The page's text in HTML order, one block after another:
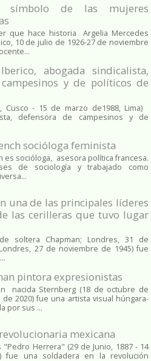
símbolo de las mujeres
que hace historia Argelia Mercedes
10 de julio de 1926-27 de noviembre
abogada sindicalista,
y de políticos de
Cusco - 15 de marzo de1988, Lima)
defensora de campesinos y de
socióloga feminista
es socióloga, asesora política francesa.
de sociología y trabajado como
una de las principales líderes
las cerilleras que tuvo lugar
soltera Chapman; Londres, 31 de
27 de noviembre de 1945)​ fue
pintora expresionistas
nacida Sternberg (18 de octubre de
de 2020) fue una artista visual húngara-
por sus ...
mexicana
"Pedro Herrera" (29 de Junio, 1887 - 14
fue una soldadera en la revolución